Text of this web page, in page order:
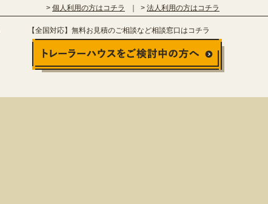
個人利用の方はコチラ 法人利用の方はコチラ
【全国対応】無料お見積のご相談など相談窓口はコチラ